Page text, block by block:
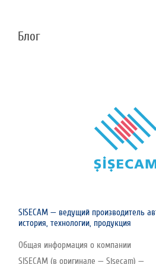
Блог
SISECAM — ведущий производитель
история, технологии, продукция
Общая информация о компании
SISECAM (в оригинале — Şişecam) —